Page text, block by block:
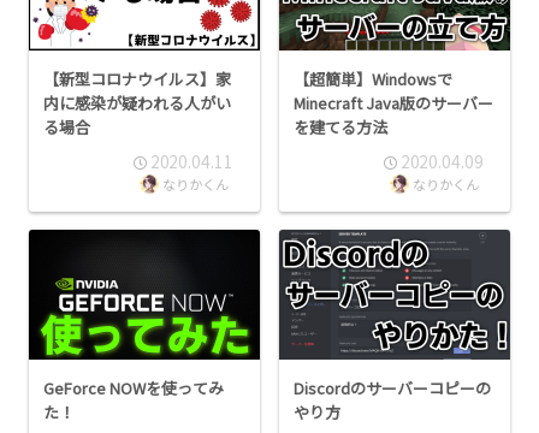
【新型コロナウイルス】家
内に感染が疑われる人がい
る場合
2020.04.11
なりかくん
【超簡単】Windowsで
Minecraft Java版のサーバー
を建てる方法
2020.04.09
なりかくん
GeForce NOWを使ってみ
た！
Discordのサーバーコピーの
やり方